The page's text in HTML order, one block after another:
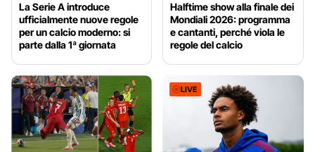
La Serie A introduce
ufficialmente nuove regole
per un calcio moderno: si
parte dalla 1ª giornata
Halftime show alla finale dei
Mondiali 2026: programma
e cantanti, perché viola le
regole del calcio
LIVE